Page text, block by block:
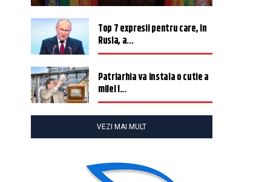
Top 7 expresii pentru care, în
Rusia, a...
Patriarhia va instala o cutie a
milei î...
VEZI MAI MULT